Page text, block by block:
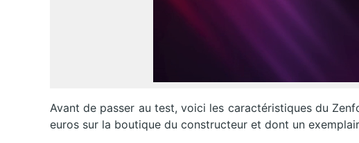
Avant de passer au test, voici les caractéristiques du
euros sur la boutique du constructeur et dont un